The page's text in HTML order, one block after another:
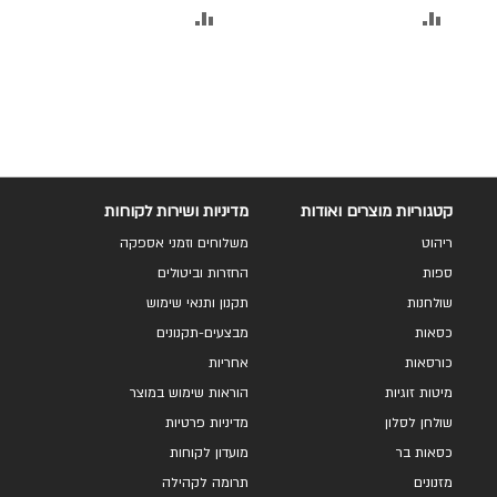
קטגוריות מוצרים ואודות
ריהוט
ספות
שולחנות
כסאות
כורסאות
מיטות זוגיות
שולחן לסלון
כסאות בר
מזנונים
מדיניות ושירות לקוחות
משלוחים וזמני אספקה
החזרות וביטולים
תקנון ותנאי שימוש
מבצעים-תקנונים
אחריות
הוראות שימוש במוצר
מדיניות פרטיות
מועדון לקוחות
תרומה לקהילה